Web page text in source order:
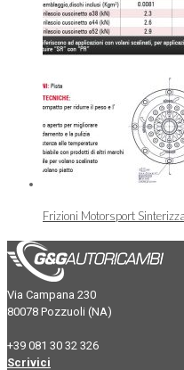
Frizioni Motorsport
Via Campana 230
80078 Pozzuoli (NA)
+39 081 30 32 326
Scrivici